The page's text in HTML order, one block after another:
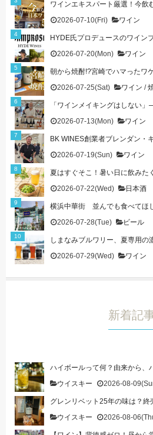
ワインエキスパート厳選！今飲
2026-07-10(Fri)
ワイン
HYDE氏プロデュースのワイン
2026-07-20(Mon)
ワイン
朝から焼酎!?宮崎でハマったワ
2026-07-25(Sat)
ワイン /
「ワインメイキングはしない
2026-07-13(Mon)
ワイン
BK WINES創業者ブレンダン・
2026-07-19(Sun)
ワイン
夏はすぐそこ！暑い日に飲みた
2026-07-22(Wed)
日本酒
横浜中華街 並んでも食べてほ
2026-07-28(Tue)
ビール
しまなみブルワリー、夏専用の
2026-07-29(Wed)
ワイン
新着記
ハイボールって何？由来から、
ウイスキー
2026-08-
グレンリベット25年の味は？終
ウイスキー
2026-08-